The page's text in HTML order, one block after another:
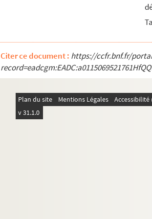
Citer ce document : https://ccfr.bnf.fr/
Plan du site Mentions Légales
v 31.1.0